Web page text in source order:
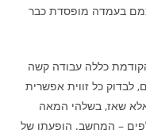
בעמדה מופסדת כבר
כללה עבודה קשה
לבדוק כל זווית אפשרית
שאז, בשלהי המאה
– המחשב. הופעתו של